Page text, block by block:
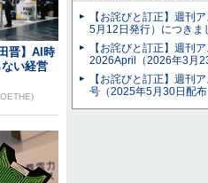
晋】AI時
い経営
【お詫びと訂正】週刊
5月12日発行）につきま
【お詫びと訂正】週刊
2026April（2026年3月
【お詫びと訂正】週刊
号（2025年5月30日配